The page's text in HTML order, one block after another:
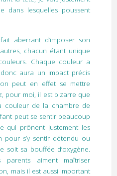
dans lesquelles poussent
aberrant d’imposer son
chacun étant unique
Chaque couleur a
aura un impact précis
peut en effet se mettre
pour moi, il est bizarre que
couleur de la chambre de
peut se sentir beaucoup
qui prônent justement les
s’y sentir détendu ou
soit sa bouffée d’oxygène.
aiment maîtriser
mais il est aussi important